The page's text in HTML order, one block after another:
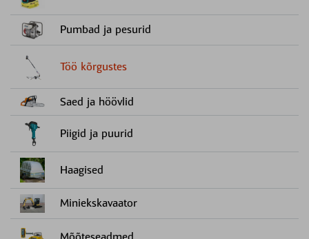
Pumbad ja pesurid
Töö kõrgustes
Saed ja höövlid
Piigid ja puurid
Haagised
Miniekskavaator